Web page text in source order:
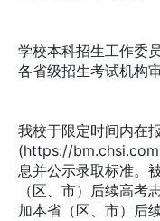
学校本科招生工作委
各省级招生考试机构
我校于限定时间内在
(https://
息并公示录取标准。
（区、市）后续高考
加本省（区、市）后